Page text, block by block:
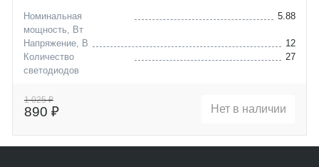
Номинальная
мощность, Вт
5.88
Напряжение, В
12
Количество
светодиодов
27
1 025 ₽
890 ₽ Нет в наличии